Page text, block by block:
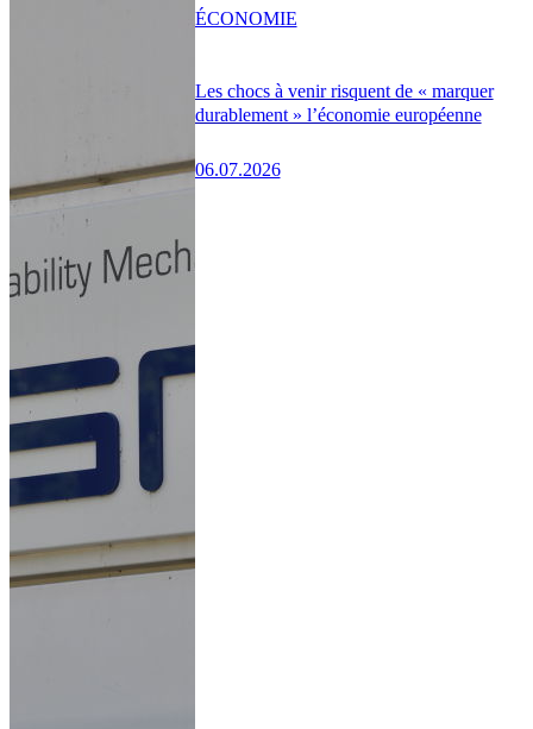
Les chocs à venir risquent de « marquer
durablement » l’économie européenne
06.07.2026
ÉCONOMIE